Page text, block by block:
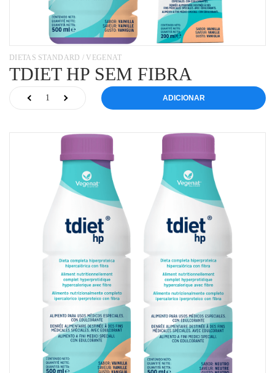
DIETAS STANDARD / VEGENAT
TDIET HP SEM FIBRA
ADICIONAR